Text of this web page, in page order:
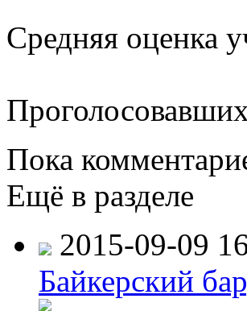
Средняя оценка
Пока
Ещё в разделе
2015-09-09
Байкерский